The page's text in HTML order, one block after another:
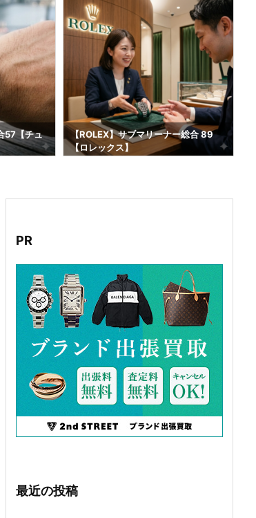
57【チュ
【ROLEX】サブマリーナー総合 89
【ロレックス】
PR
最近の投稿